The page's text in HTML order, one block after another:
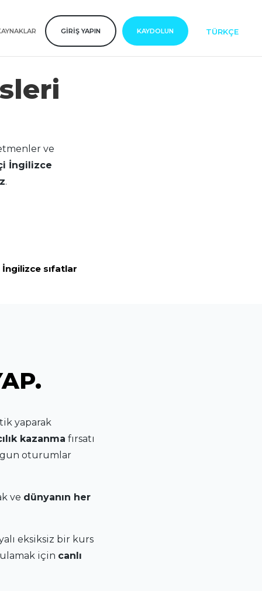
GIRIŞ YAPIN KAYDOLUN TÜRKÇE
ve
İngilizce
.
İngilizce sıfatlar
yaparak
kazanma fırsatı
oturumlar
ve dünyanın her
eksiksiz bir kurs
için canlı